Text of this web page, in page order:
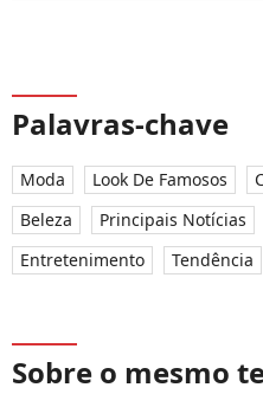
Palavras-chave
Moda Look De Famosos
Beleza
Principais Notícias
Entretenimento
Tendência
Sobre o mesmo